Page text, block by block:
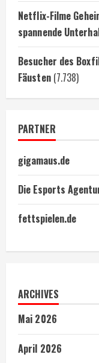
Netflix-Filme
spannende
Besucher des
Fäusten (7.738)
PARTNER
gigamaus.de
Die Esports
fettspielen.de
ARCHIVES
Mai 2026
April 2026